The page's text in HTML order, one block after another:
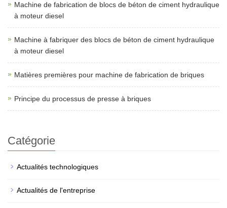
Machine de fabrication de blocs de béton de ciment hydraulique
à moteur diesel
Machine à fabriquer des blocs de béton de ciment hydraulique
à moteur diesel
Matières premières pour machine de fabrication de briques
Principe du processus de presse à briques
Catégorie
Actualités technologiques
Actualités de l'entreprise